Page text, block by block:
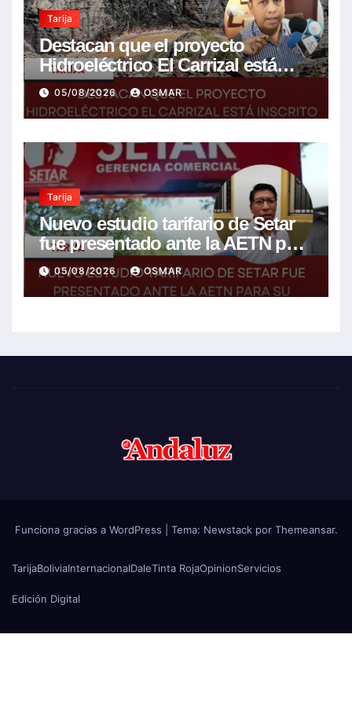
Tarija
Destacan que el proyecto
Hidroeléctrico El Carrizal está
inscrito en el Plan de Desarrollo
del gobierno
05/08/2026 OSMAR
Tarija
Nuevo estudio tarifario de Setar
fue presentado ante la AETN para
su revisión técnica
05/08/2026 OSMAR
Funciona gracias a WordPress Tema: Newstackpor Themeansar.
TarijaBoliviaInternacionalDaleTinta RojaOpinionServicios
Edición Digital